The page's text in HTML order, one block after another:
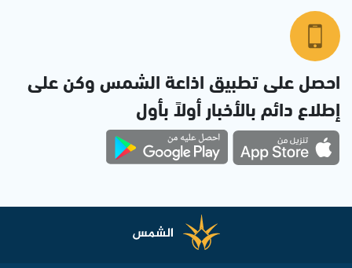
احصل على تطبيق اذاعة الشمس وكن على
إطلاع دائم بالأخبار أولاً بأول